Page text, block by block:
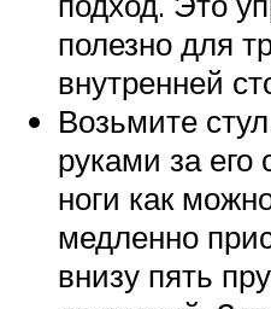
полезно для
внутренней
Возьмите
руками за его
ноги как
медленно
внизу пять